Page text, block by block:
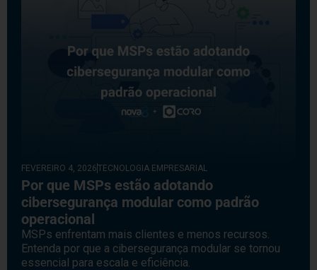
FEVEREIRO 4, 2026TECNOLOGIA EMPRESARIAL
Por que MSPs estão adotando
cibersegurança modular como padrão
operacional
MSPs enfrentam mais clientes e menos recursos.
Entenda por que a cibersegurança modular se tornou
essencial para escala e eficiência.